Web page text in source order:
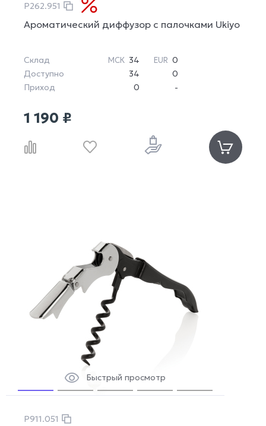
P262.951
Ароматический диффузор с палочками Ukiyo
Склад МСК 34 EUR 0
Доступно
34
0
Приход
0 -
1 190 ₽
Быстрый просмотр
P911.051